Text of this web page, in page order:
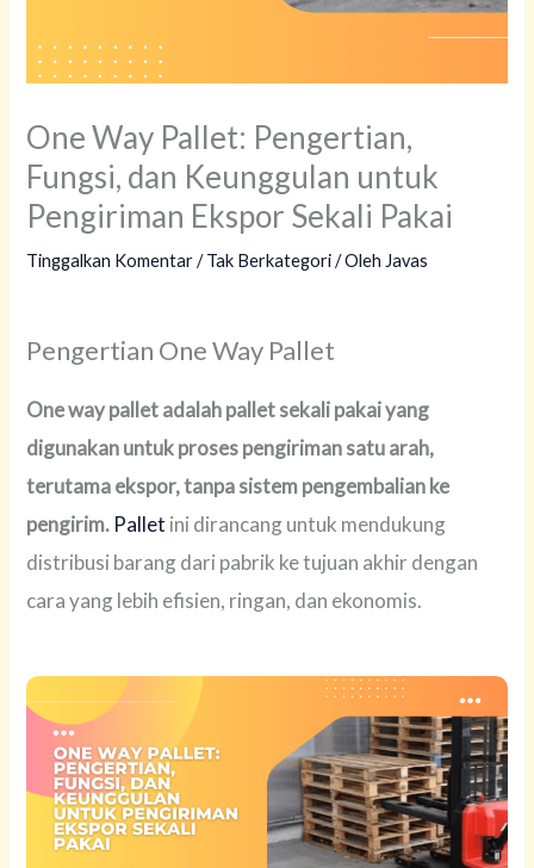
One Way Pallet: Pengertian,
Fungsi, dan Keunggulan untuk
Pengiriman Ekspor Sekali Pakai
Tinggalkan Komentar /Tak Berkategori/ OlehJavas
Pengertian One Way Pallet
One way pallet adalah pallet sekali pakai yang
digunakan untuk proses pengiriman satu arah,
terutama ekspor, tanpa sistem pengembalian ke
pengirim. Pallet ini dirancang untuk mendukung
distribusi barang dari pabrik ke tujuan akhir dengan
cara yang lebih efisien, ringan, dan ekonomis.